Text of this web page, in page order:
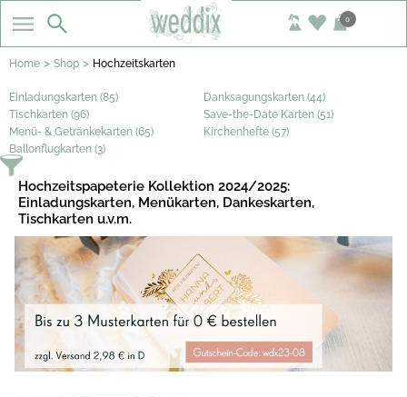
0
Home > Shop > Hochzeitskarten
Einladungskarten (85)
Danksagungskarten (44)
Tischkarten (96)
Save-the-Date Karten (51)
Menü- & Getränkekarten (65)
Kirchenhefte (57)
Ballonflugkarten (3)
Hochzeitspapeterie Kollektion 2024/2025:
Einladungskarten, Menükarten, Dankeskarten,
Tischkarten u.v.m.